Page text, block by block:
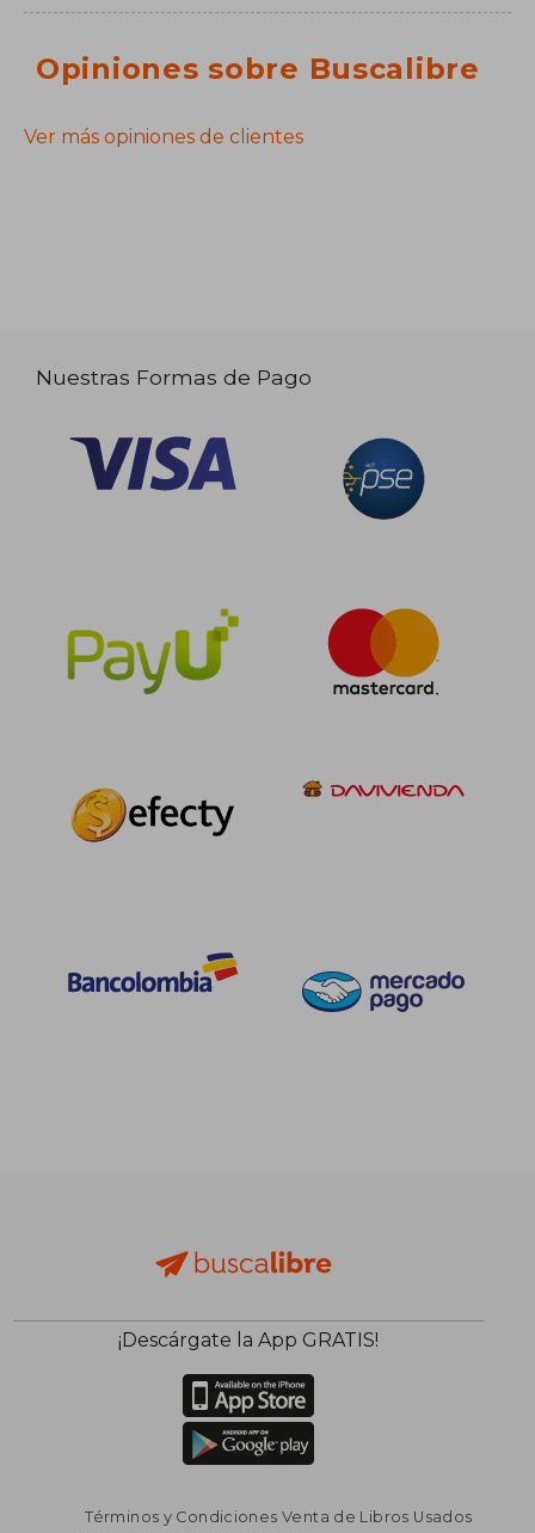
Opiniones sobre Buscalibre
Ver más opiniones de clientes
Nuestras Formas de Pago
¡Descárgate la App GRATIS!
Términos y Condiciones Venta de Libros Usados